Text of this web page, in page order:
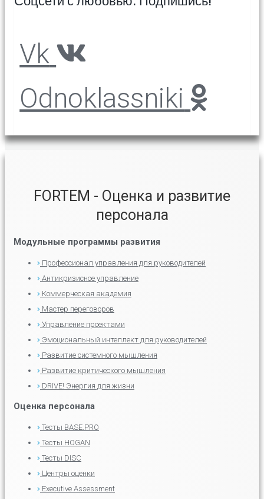
Vk
Odnoklassniki
FORTEM - Оценка и развитие
персонала
Модульные программы развития
Профессионал управления для руководителей
Антикризисное управление
Коммерческая академия
Мастер переговоров
Управление проектами
Эмоциональный интеллект для руководителей
Развитие системного мышления
Развитие критического мышления
DRIVE! Энергия для жизни
Оценка персонала
Тесты BASE.PRO
Тесты HOGAN
Тесты DISC
Центры оценки
Executive Assessment